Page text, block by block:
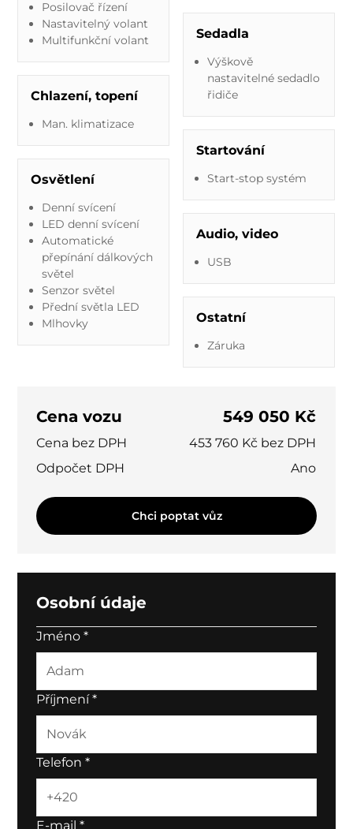
Posilovač řízení
Nastavitelný volant
Multifunkční volant
Chlazení, topení
Man. klimatizace
Osvětlení
Denní svícení
LED denní svícení
Automatické
přepínání dálkových
světel
Senzor světel
Přední světla LED
Mlhovky
Sedadla
Výškově
nastavitelné sedadlo
řidiče
Startování
Start-stop systém
Audio, video
USB
Ostatní
Záruka
Cena vozu 549 050 Kč
Cena bez DPH
453 760 Kč bez DPH
Odpočet DPH
Ano
Chci poptat vůz
Osobní údaje
Jméno*
Příjmení*
Telefon*
E-mail*